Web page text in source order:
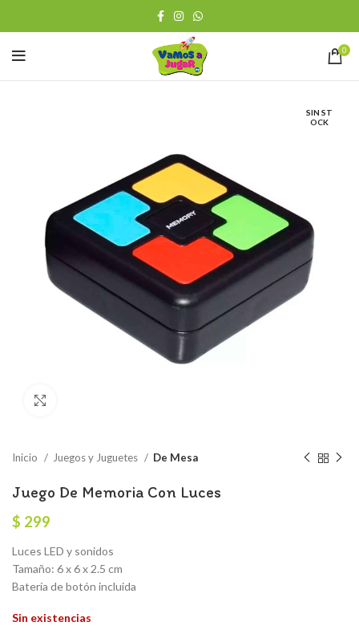
0
SIN ST
OCK
Inicio Juegos y Juguetes De Mesa
Juego De Memoria Con Luces
$ 299
Luces LED y sonidos
Tamaño: 6 x 6 x 2.5 cm
Batería de botón incluida
Sin existencias